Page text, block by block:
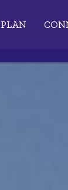
PLAN